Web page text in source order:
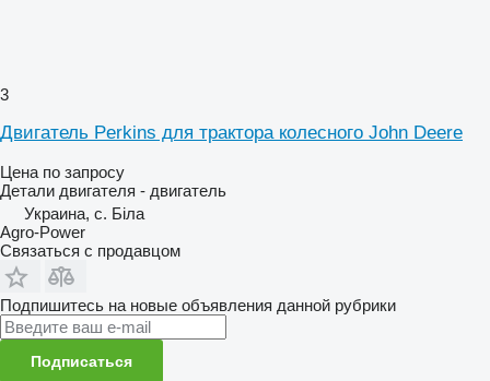
3
Двигатель Perkins для трактора колесного John Deere
Цена по запросу
Детали двигателя - двигатель
Украина, с. Біла
Agro-Power
Связаться с продавцом
Подпишитесь на новые объявления данной рубрики
Подписаться